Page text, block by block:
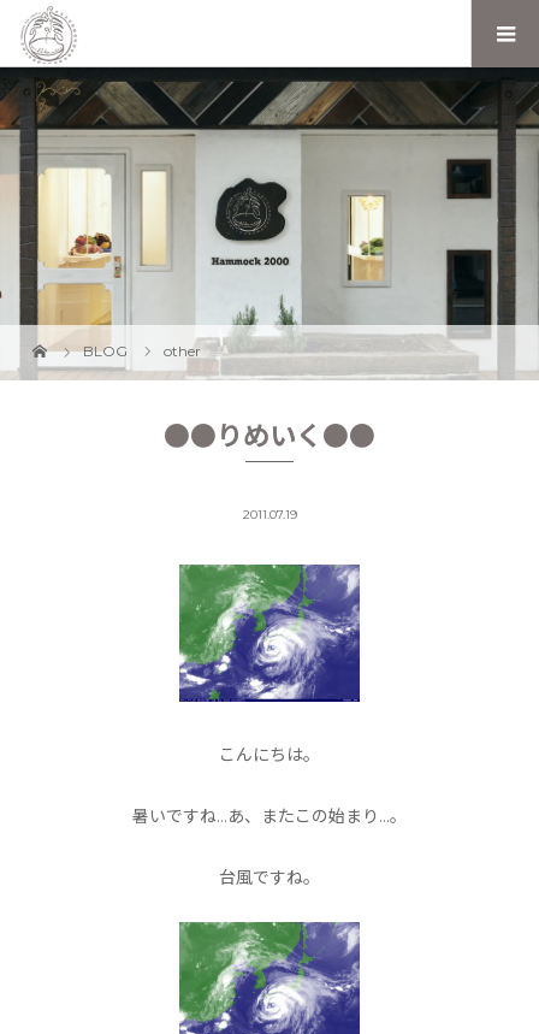
BLOG other
●●りめいく●●
2011.07.19
こんにちは。
暑いですね…あ、またこの始まり…。
台風ですね。